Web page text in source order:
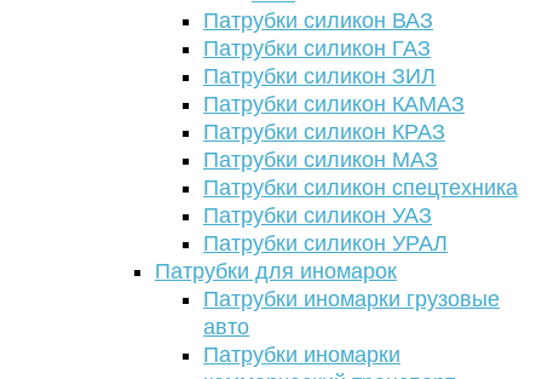
Патрубки силикон ВАЗ
Патрубки силикон ГАЗ
Патрубки силикон ЗИЛ
Патрубки силикон КАМАЗ
Патрубки силикон КРАЗ
Патрубки силикон МАЗ
Патрубки силикон спецтехника
Патрубки силикон УАЗ
Патрубки силикон УРАЛ
Патрубки для иномарок
Патрубки иномарки грузовые
авто
Патрубки иномарки